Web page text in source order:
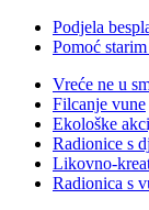
Podjela
Pomoć
Vreće ne u
Filcanje vune
Ekološke
Radionice s
Likovno-
Radionica s